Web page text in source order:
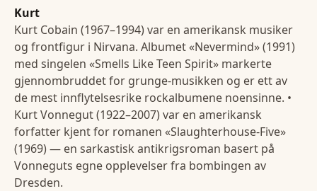
Kurt
Kurt Cobain (1967–1994) var en amerikansk musiker
og frontfigur i Nirvana. Albumet «Nevermind» (1991)
med singelen «Smells Like Teen Spirit» markerte
gjennombruddet for grunge-musikken og er ett av
de mest innflytelsesrike rockalbumene noensinne. •
Kurt Vonnegut (1922–2007) var en amerikansk
forfatter kjent for romanen «Slaughterhouse-Five»
(1969) — en sarkastisk antikrigsroman basert på
Vonneguts egne opplevelser fra bombingen av
Dresden.